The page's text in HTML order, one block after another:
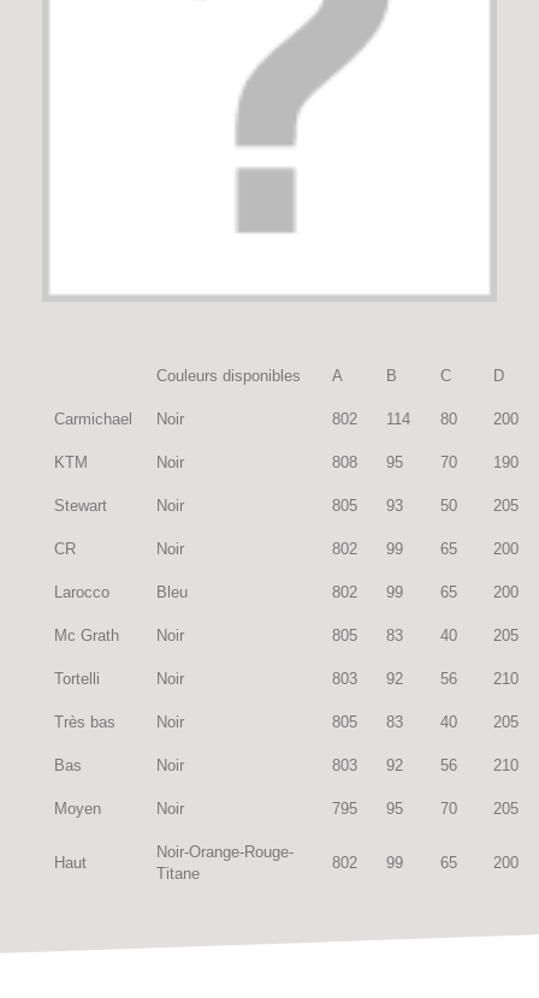
Couleurs disponibles A B C D
Carmichael Noir 802 114 80 200
KTM Noir 808 95 70 190
Stewart Noir 805 93 50 205
CR Noir 802 99 65 200
Larocco Bleu 802 99 65 200
Mc Grath Noir 805 83 40 205
Tortelli Noir 803 92 56 210
Très bas Noir 805 83 40 205
Bas Noir 803 92 56 210
Moyen Noir 795 95 70 205
Haut
Noir-Orange-Rouge-
Titane
802 99 65 200